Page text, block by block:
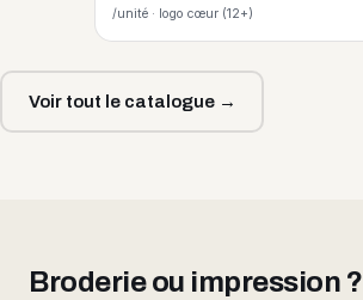
/unité · logo cœur (12+)
Voir tout le catalogue →
Broderie ou impression ?